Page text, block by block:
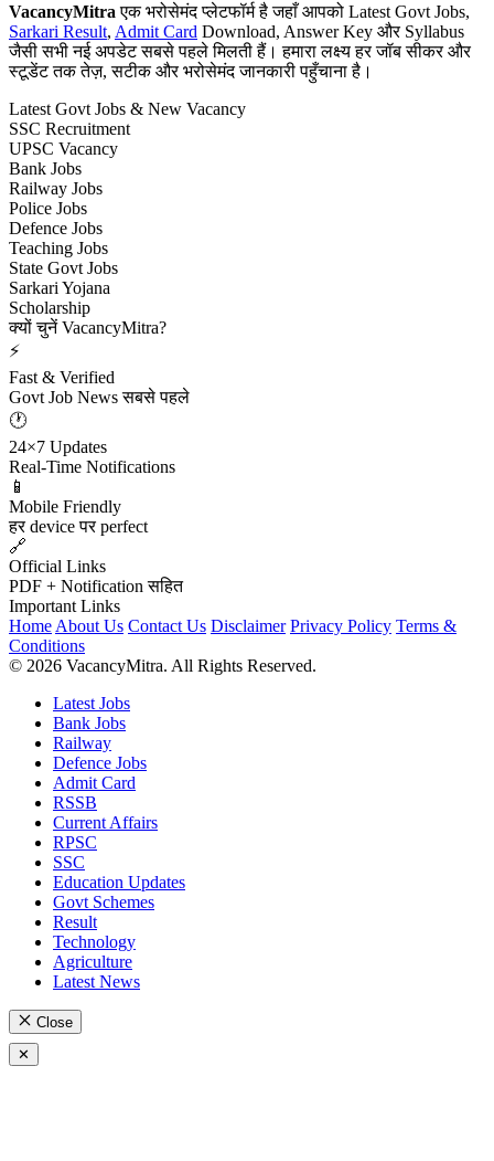
VacancyMitra एक भरोसेमंद प्लेटफॉर्म है जहाँ आपको Latest Govt Jobs,
Sarkari Result, Admit Card Download, Answer Key और Syllabus
जैसी सभी नई अपडेट सबसे पहले मिलती हैं। हमारा लक्ष्य हर जॉब सीकर और
स्टूडेंट तक तेज़, सटीक और भरोसेमंद जानकारी पहुँचाना है।
Latest Govt Jobs & New Vacancy
SSC Recruitment
UPSC Vacancy
Bank Jobs
Railway Jobs
Police Jobs
Defence Jobs
Teaching Jobs
State Govt Jobs
Sarkari Yojana
Scholarship
क्यों चुनें VacancyMitra?
⚡
Fast & Verified
Govt Job News सबसे पहले
🕐
24×7 Updates
Real-Time Notifications
📱
Mobile Friendly
हर device पर perfect
🔗
Official Links
PDF + Notification सहित
Important Links
Home About Us Contact Us Disclaimer Privacy Policy Terms &
Conditions
© 2026 VacancyMitra. All Rights Reserved.
Latest Jobs
Bank Jobs
Railway
Defence Jobs
Admit Card
RSSB
Current Affairs
RPSC
SSC
Education Updates
Govt Schemes
Result
Technology
Agriculture
Latest News
Close
✕